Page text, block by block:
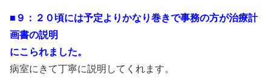
■９：２０頃には予定よりかなり巻きで事務の方が治療計
画書の説明
にこられました。
病室にきて丁寧に説明してくれます。